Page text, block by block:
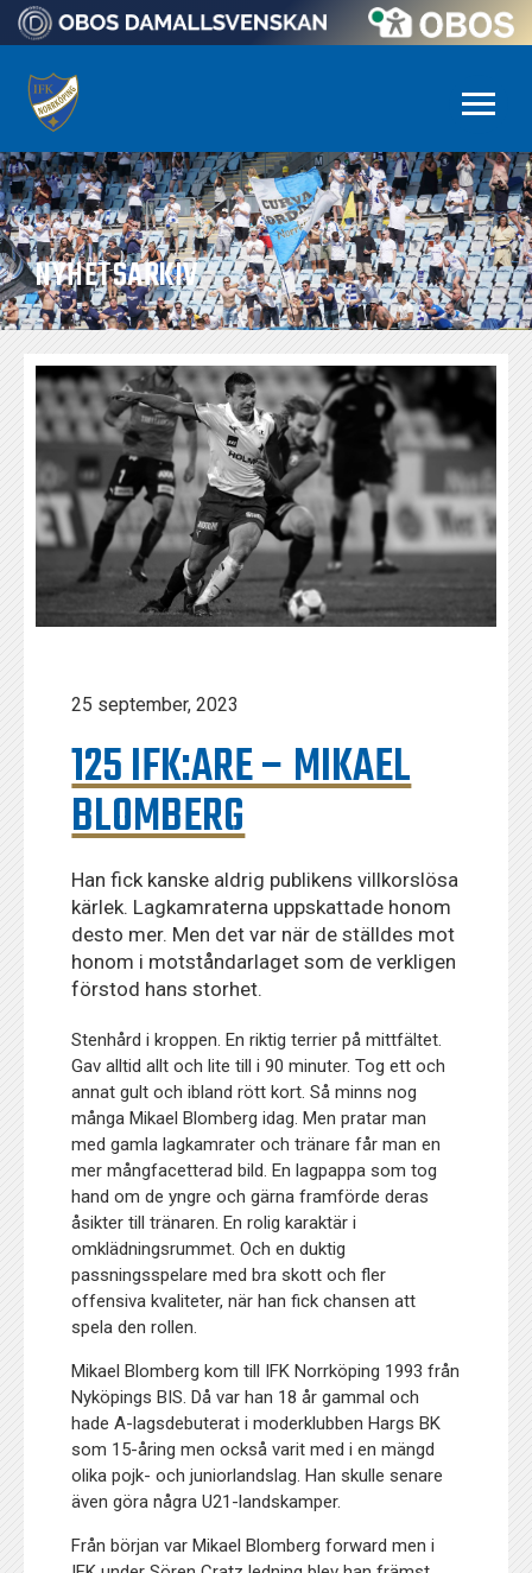
NYHETSARKIV
25 september, 2023
125 IFK:ARE – MIKAEL
BLOMBERG
Han fick kanske aldrig publikens villkorslösa
kärlek. Lagkamraterna uppskattade honom
desto mer. Men det var när de ställdes mot
honom i motståndarlaget som de verkligen
förstod hans storhet.
Stenhård i kroppen. En riktig terrier på mittfältet.
Gav alltid allt och lite till i 90 minuter. Tog ett och
annat gult och ibland rött kort. Så minns nog
många Mikael Blomberg idag. Men pratar man
med gamla lagkamrater och tränare får man en
mer mångfacetterad bild. En lagpappa som tog
hand om de yngre och gärna framförde deras
åsikter till tränaren. En rolig karaktär i
omklädningsrummet. Och en duktig
passningsspelare med bra skott och fler
offensiva kvaliteter, när han fick chansen att
spela den rollen.
Mikael Blomberg kom till IFK Norrköping 1993 från
Nyköpings BIS. Då var han 18 år gammal och
hade A-lagsdebuterat i moderklubben Hargs BK
som 15-åring men också varit med i en mängd
olika pojk- och juniorlandslag. Han skulle senare
även göra några U21-landskamper.
Från början var Mikael Blomberg forward men i